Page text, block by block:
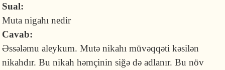
Sual:
Muta nigahı nedir
Cavab:
Əssələmu aleykum. Mutə nikahı müvəqqəti kəsilən
nikahdır. Bu nikah həmçinin siğə də adlanır. Bu növ